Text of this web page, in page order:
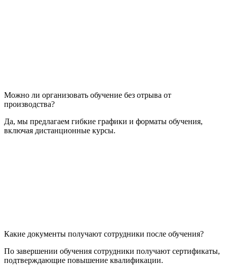
Можно ли организовать обучение без отрыва от
производства?
Да, мы предлагаем гибкие графики и форматы обучения,
включая дистанционные курсы.
Какие документы получают сотрудники после обучения?
По завершении обучения сотрудники получают сертификаты,
подтверждающие повышение квалификации.